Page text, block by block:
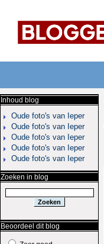
Inhoud blog
Oude foto's van Ieper
Oude foto's van Ieper
Oude foto's van Ieper
Oude foto's van Ieper
Oude foto's van Ieper
Zoeken in blog
Beoordeel dit blog